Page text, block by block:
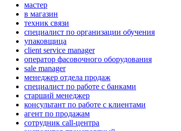
мастер
в магазин
техник связи
специалист по организации обучения
упаковщица
client service manager
оператор фасовочного оборудования
sale manager
менеджер отдела продаж
специалист по работе с банками
старший менеджер
консультант по работе с клиентами
агент по продажам
сотрудник call-центра